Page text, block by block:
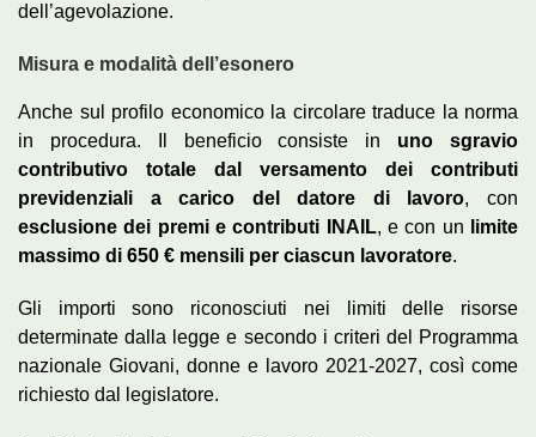
dell’agevolazione.
Misura e modalità dell’esonero
Anche sul profilo economico la circolare traduce la norma
in procedura. Il beneficio consiste in uno sgravio
contributivo totale dal versamento dei contributi
previdenziali a carico del datore di lavoro, con
esclusione dei premi e contributi INAIL, e con un
limite
massimo di 650 € mensili per ciascun lavoratore.
Gli importi sono riconosciuti nei limiti delle risorse
determinate dalla legge e secondo i criteri del Programma
nazionale Giovani, donne e lavoro 2021-2027, così come
richiesto dal legislatore.